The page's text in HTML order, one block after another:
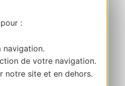
:
navigation.
de votre navigation.
notre site et en dehors.